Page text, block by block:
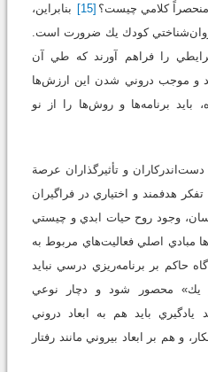
كلامي چيست؟ [15]
بنابراين،
كودك يك ضرورت است.
را فراهم آورند كه طي آن
و موجب دروني شدن اين ارزش‌ها
بايد برنامه‌ها و روش‌ها را از نو
و تأثيرگذاران عرصة
هدفمند و اختياري در فراگيران
وجود روح حيات ابدي و چيستي
مبادي اصلي فعاليت‌هاي مربوط به
حاكم بر برنامه‌ريزي درسي نبايد
محصور شود و دچار نوعي
يادگيري بايد هم به ابعاد دروني
و هم بر ابعاد بيروني مانند رفتار